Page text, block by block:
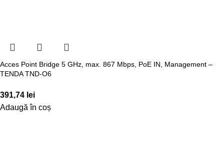
Acces Point Bridge 5 GHz, max. 867 Mbps, PoE IN, Management –
TENDA TND-O6
391,74 lei
Adaugă în coș